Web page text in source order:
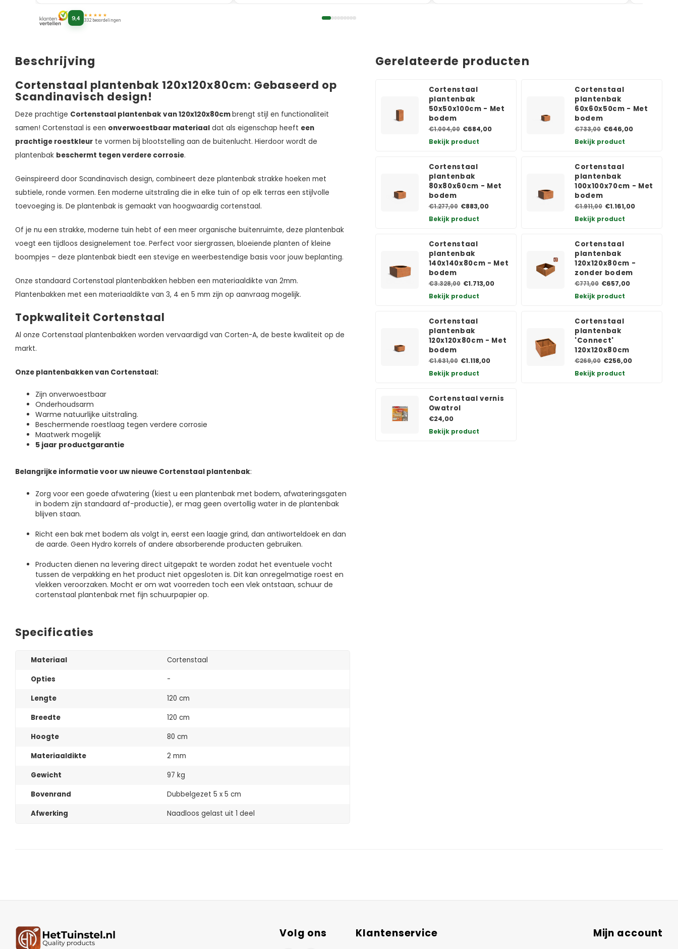
9,4 ★★★★★
332 beoordelingen
Beschrijving
Cortenstaal plantenbak 120x120x80cm: Gebaseerd op
Scandinavisch design!
Deze prachtige Cortenstaal plantenbak van 120x120x80cmbrengt stijl en functionaliteit
samen! Cortenstaal is een onverwoestbaar materiaal dat als eigenschap heeft een
prachtige roestkleur te vormen bij blootstelling aan de buitenlucht. Hierdoor wordt de
plantenbak beschermt tegen verdere corrosie.
Geïnspireerd door Scandinavisch design, combineert deze plantenbak strakke hoeken met
subtiele, ronde vormen. Een moderne uitstraling die in elke tuin of op elk terras een stijlvolle
toevoeging is. De plantenbak is gemaakt van hoogwaardig cortenstaal.
Of je nu een strakke, moderne tuin hebt of een meer organische buitenruimte, deze plantenbak
voegt een tijdloos designelement toe. Perfect voor siergrassen, bloeiende planten of kleine
boompjes – deze plantenbak biedt een stevige en weerbestendige basis voor jouw beplanting.
Onze standaard Cortenstaal plantenbakken hebben een materiaaldikte van 2mm.
Plantenbakken met een materiaaldikte van 3, 4 en 5 mm zijn op aanvraag mogelijk.
Topkwaliteit Cortenstaal
Al onze Cortenstaal plantenbakken worden vervaardigd van Corten-A, de beste kwaliteit op de
markt.
Onze plantenbakken van Cortenstaal:
Zijn onverwoestbaar
Onderhoudsarm
Warme natuurlijke uitstraling.
Beschermende roestlaag tegen verdere corrosie
Maatwerk mogelijk
5 jaar productgarantie
Belangrijke informatie voor uw nieuwe Cortenstaal plantenbak:
Zorg voor een goede afwatering (kiest u een plantenbak met bodem, afwateringsgaten
in bodem zijn standaard af-productie), er mag geen overtollig water in de plantenbak
blijven staan.
Richt een bak met bodem als volgt in, eerst een laagje grind, dan antiworteldoek en dan
de aarde. Geen Hydro korrels of andere absorberende producten gebruiken.
Producten dienen na levering direct uitgepakt te worden zodat het eventuele vocht
tussen de verpakking en het product niet opgesloten is. Dit kan onregelmatige roest en
vlekken veroorzaken. Mocht er om wat voorreden toch een vlek ontstaan, schuur de
cortenstaal plantenbak met fijn schuurpapier op.
Specificaties
Materiaal
Cortenstaal
Opties
-
Lengte
120 cm
Breedte
120 cm
Hoogte
80 cm
Materiaaldikte
2 mm
Gewicht
97 kg
Bovenrand
Dubbelgezet 5 x 5 cm
Afwerking
Naadloos gelast uit 1 deel
Gerelateerde producten
Cortenstaal
plantenbak
50x50x100cm - Met
bodem
€1.004,00 €684,00
Bekijk product
Cortenstaal
plantenbak
60x60x50cm - Met
bodem
€733,00 €646,00
Bekijk product
Cortenstaal
plantenbak
80x80x60cm - Met
bodem
€1.277,00 €883,00
Bekijk product
Cortenstaal
plantenbak
100x100x70cm - Met
bodem
€1.911,00 €1.161,00
Bekijk product
Cortenstaal
plantenbak
140x140x80cm - Met
bodem
€3.328,00 €1.713,00
Bekijk product
Cortenstaal
plantenbak
120x120x80cm -
zonder bodem
€771,00 €657,00
Bekijk product
Cortenstaal
plantenbak
120x120x80cm - Met
bodem
€1.631,00 €1.118,00
Bekijk product
Cortenstaal
plantenbak
'Connect'
120x120x80cm
€269,00 €256,00
Bekijk product
Cortenstaal vernis
Owatrol
€24,00
Bekijk product
Volg ons Klantenservice Mijn account